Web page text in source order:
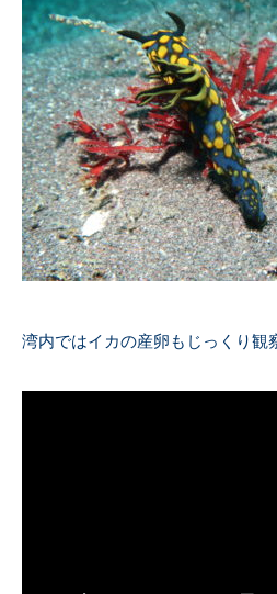
湾内ではイカの産卵もじっくり観